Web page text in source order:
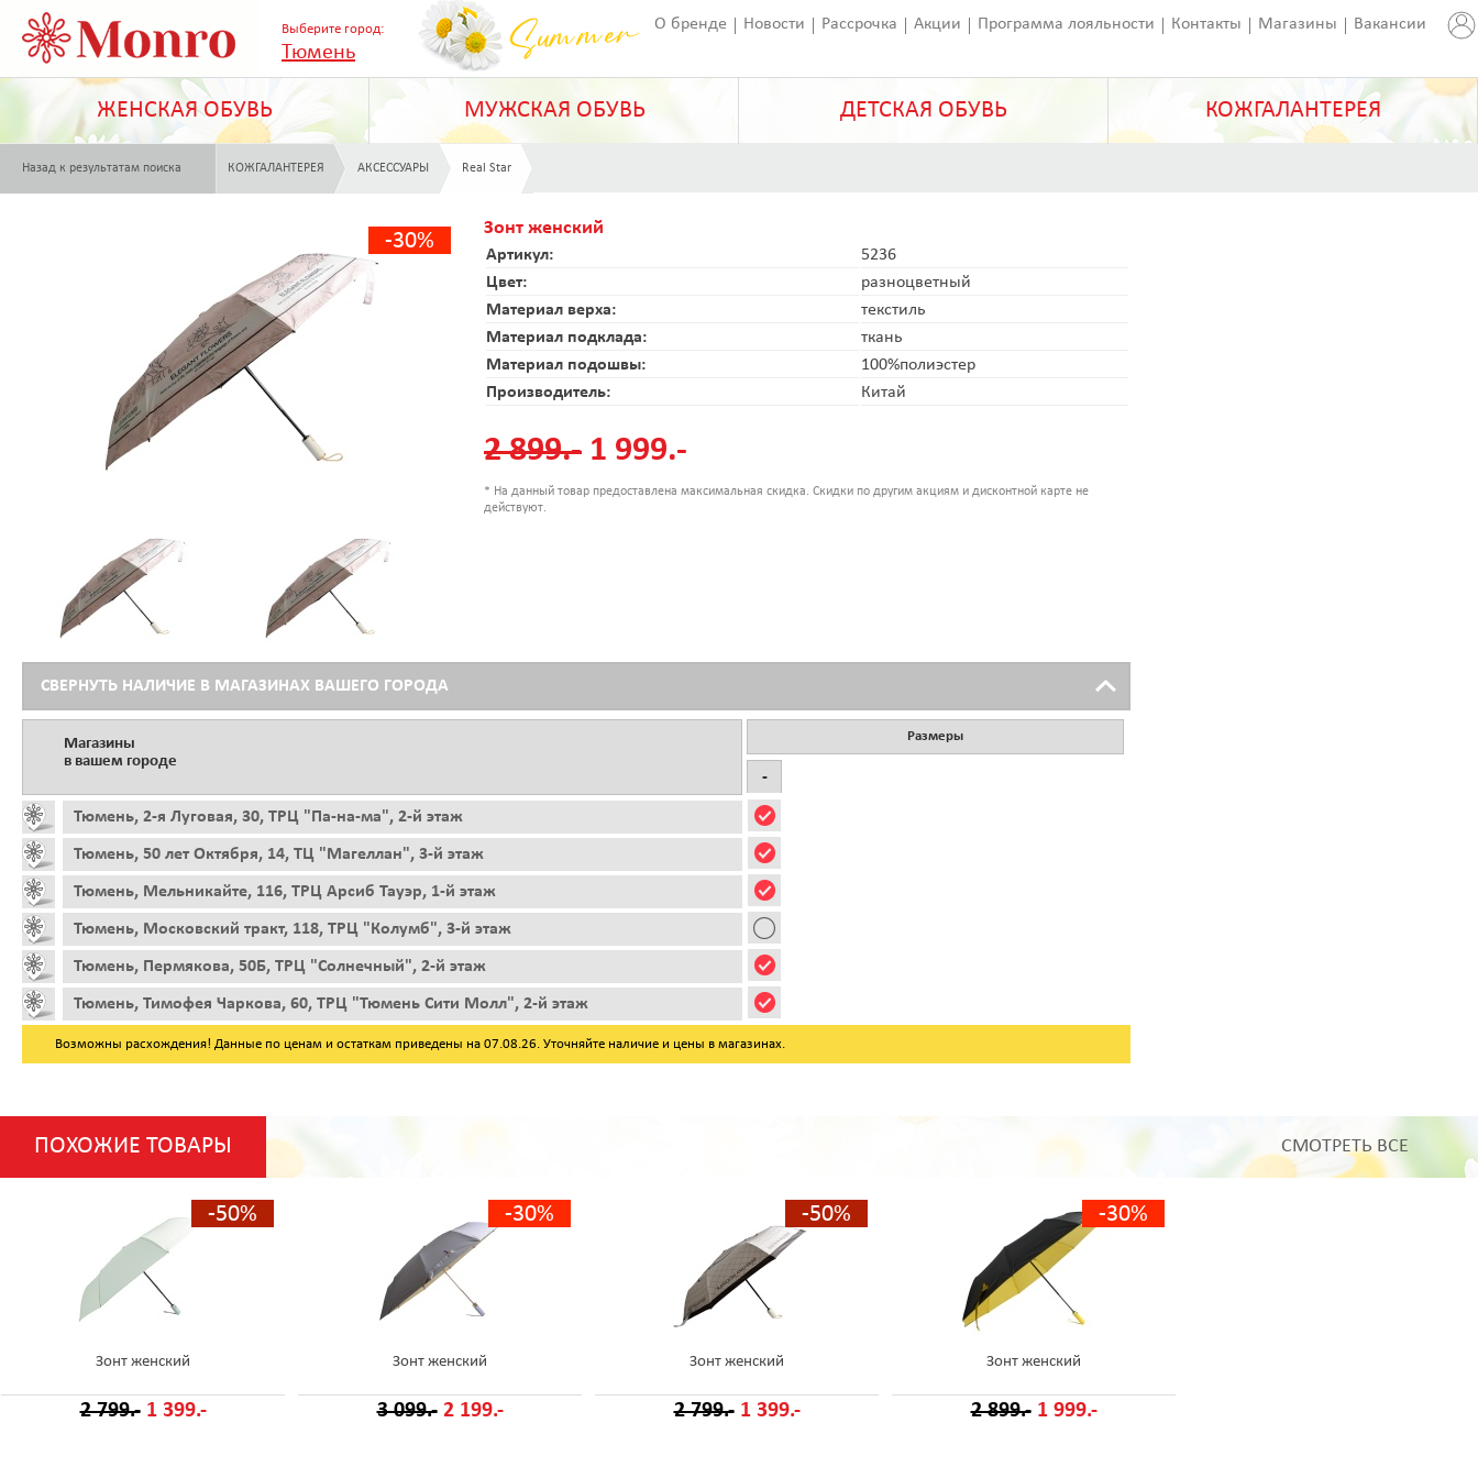
Выберите город:
Тюмень
О бренде Новости Рассрочка Акции Программа лояльности Контакты Магазины Вакансии
ЖЕНСКАЯ ОБУВЬ МУЖСКАЯ ОБУВЬ ДЕТСКАЯ ОБУВЬ КОЖГАЛАНТЕРЕЯ
Назад к результатам поиска КОЖГАЛАНТЕРЕЯ АКСЕССУАРЫ Real Star
-30%
Зонт женский
Артикул:
5236
Цвет:
разноцветный
Материал верха:
текстиль
Материал подклада:
ткань
Материал подошвы:
100%полиэстер
Производитель:
Китай
2 899.- 1 999.-
* На данный товар предоставлена максимальная скидка. Скидки по другим акциям и дисконтной карте не
действуют.
СВЕРНУТЬ НАЛИЧИЕ В МАГАЗИНАХ ВАШЕГО ГОРОДА
Магазины
в вашем городе
Тюмень, 2-я Луговая, 30, ТРЦ "Па-на-ма", 2-й этаж
Тюмень, 50 лет Октября, 14, ТЦ "Магеллан", 3-й этаж
Тюмень, Мельникайте, 116, ТРЦ Арсиб Тауэр, 1-й этаж
Тюмень, Московский тракт, 118, ТРЦ "Колумб", 3-й этаж
Тюмень, Пермякова, 50Б, ТРЦ "Солнечный", 2-й этаж
Тюмень, Тимофея Чаркова, 60, ТРЦ "Тюмень Сити Молл", 2-й этаж
Размеры
-
Возможны расхождения! Данные по ценам и остаткам приведены на 07.08.26. Уточняйте наличие и цены в магазинах.
ПОХОЖИЕ ТОВАРЫ СМОТРЕТЬ ВСЕ
-50%
Зонт женский
2 799.- 1 399.-
-30%
Зонт женский
3 099.- 2 199.-
-50%
Зонт женский
2 799.- 1 399.-
-30%
Зонт женский
2 899.- 1 999.-